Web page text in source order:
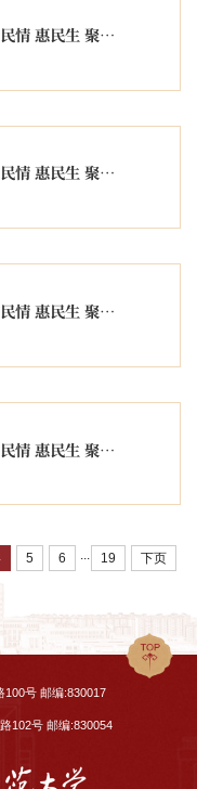
【图】新疆师范大学“访民情 惠民生 聚民心”系列活动简报（第543期）
【图】新疆师范大学“访民情 惠民生 聚民心”系列活动简报（第542期）
【图】新疆师范大学“访民情 惠民生 聚民心”系列活动简报（第541期）
【图】新疆师范大学“访民情 惠民生 聚民心”系列活动简报（第540期）
5 6 ... 19 下页
100号 邮编:830017
102号 邮编:830054